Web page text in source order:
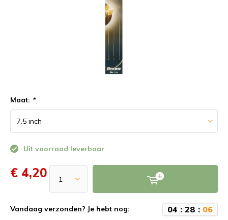
Maat: *
Uit voorraad leverbaar
€ 4,20
Vandaag verzonden? Je hebt nog: 04 : 28 : 06